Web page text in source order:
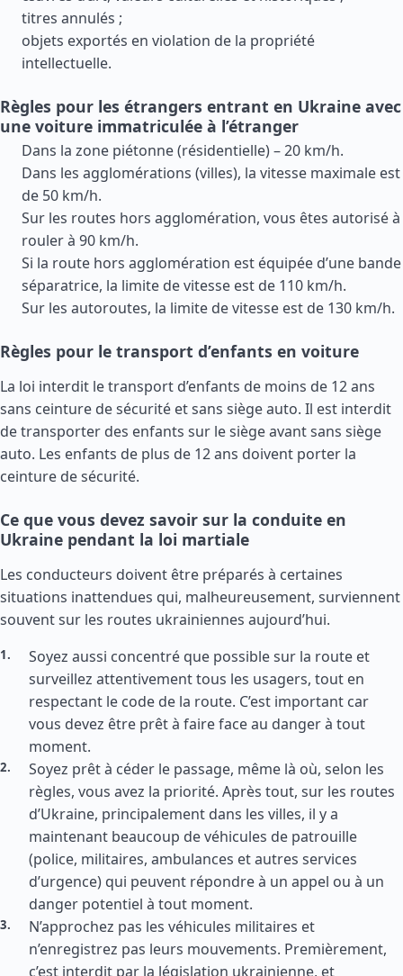
titres annulés ;
objets exportés en violation de la propriété
intellectuelle.
Règles pour les étrangers entrant en Ukraine avec
une voiture immatriculée à l’étranger
Dans la zone piétonne (résidentielle) – 20 km/h.
Dans les agglomérations (villes), la vitesse maximale est
de 50 km/h.
Sur les routes hors agglomération, vous êtes autorisé à
rouler à 90 km/h.
Si la route hors agglomération est équipée d’une bande
séparatrice, la limite de vitesse est de 110 km/h.
Sur les autoroutes, la limite de vitesse est de 130 km/h.
Règles pour le transport d’enfants en voiture
La loi interdit le transport d’enfants de moins de 12 ans
sans ceinture de sécurité et sans siège auto. Il est interdit
de transporter des enfants sur le siège avant sans siège
auto. Les enfants de plus de 12 ans doivent porter la
ceinture de sécurité.
Ce que vous devez savoir sur la conduite en
Ukraine pendant la loi martiale
Les conducteurs doivent être préparés à certaines
situations inattendues qui, malheureusement, surviennent
souvent sur les routes ukrainiennes aujourd’hui.
Soyez aussi concentré que possible sur la route et
surveillez attentivement tous les usagers, tout en
respectant le code de la route. C’est important car
vous devez être prêt à faire face au danger à tout
moment.
Soyez prêt à céder le passage, même là où, selon les
règles, vous avez la priorité. Après tout, sur les routes
d’Ukraine, principalement dans les villes, il y a
maintenant beaucoup de véhicules de patrouille
(police, militaires, ambulances et autres services
d’urgence) qui peuvent répondre à un appel ou à un
danger potentiel à tout moment.
N’approchez pas les véhicules militaires et
n’enregistrez pas leurs mouvements. Premièrement,
c’est interdit par la législation ukrainienne, et